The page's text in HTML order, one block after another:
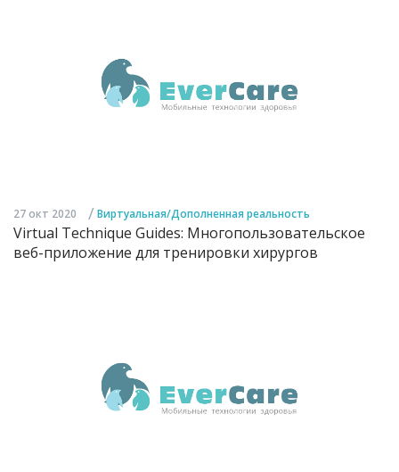
27 окт 2020 / Виртуальная/Дополненная реальность
Virtual Technique Guides: Многопользовательское
веб-приложение для тренировки хирургов